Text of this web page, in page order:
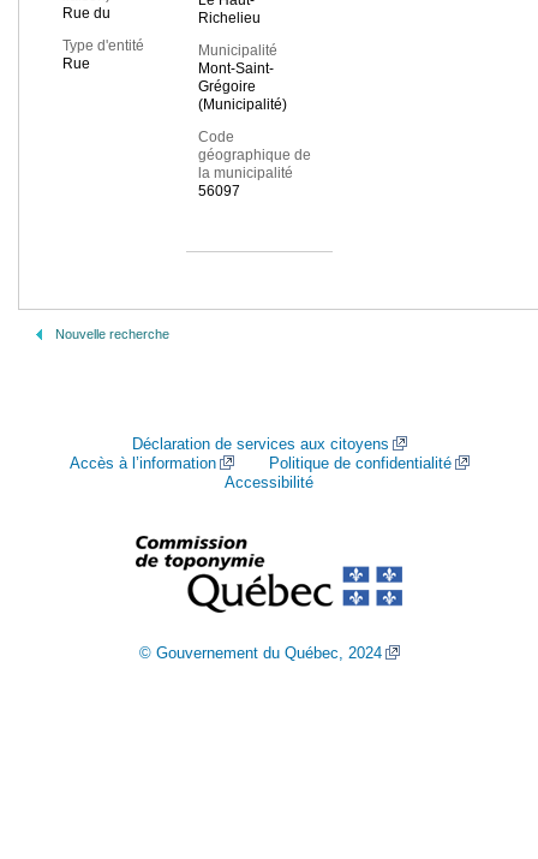
Rue du
Type d'entité
Rue
Richelieu
Municipalité
Mont-Saint-
Grégoire
(Municipalité)
Code
géographique de
la municipalité
56097
Nouvelle recherche
Déclaration de services aux citoyens
Accès à l’information
Politique de confidentialité
Accessibilité
© Gouvernement du Québec, 2024